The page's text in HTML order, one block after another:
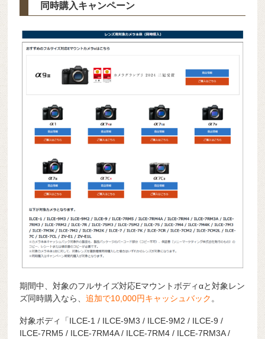
同時購入キャンペーン
期間中、対象のフルサイズ対応Eマウントボディαと対象レン
ズ同時購入なら、追加で10,000円キャッシュバック。
対象ボディ「ILCE-1 / ILCE-9M3 / ILCE-9M2 / ILCE-9 /
ILCE-7RM5 / ILCE-7RM4A / ILCE-7RM4 / ILCE-7RM3A /